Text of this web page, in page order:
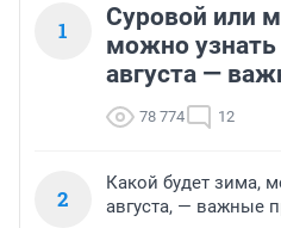
1
Суровой или
можно узнать
августа —
78 774 12
2
Какой будет зима,
августа, — важные